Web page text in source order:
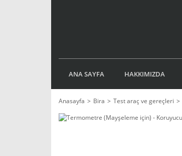
ANA SAYFA HAKKIMIZDA
Anasayfa Bira Test araç ve gereçleri